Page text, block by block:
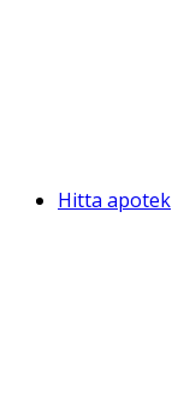
Hitta apotek